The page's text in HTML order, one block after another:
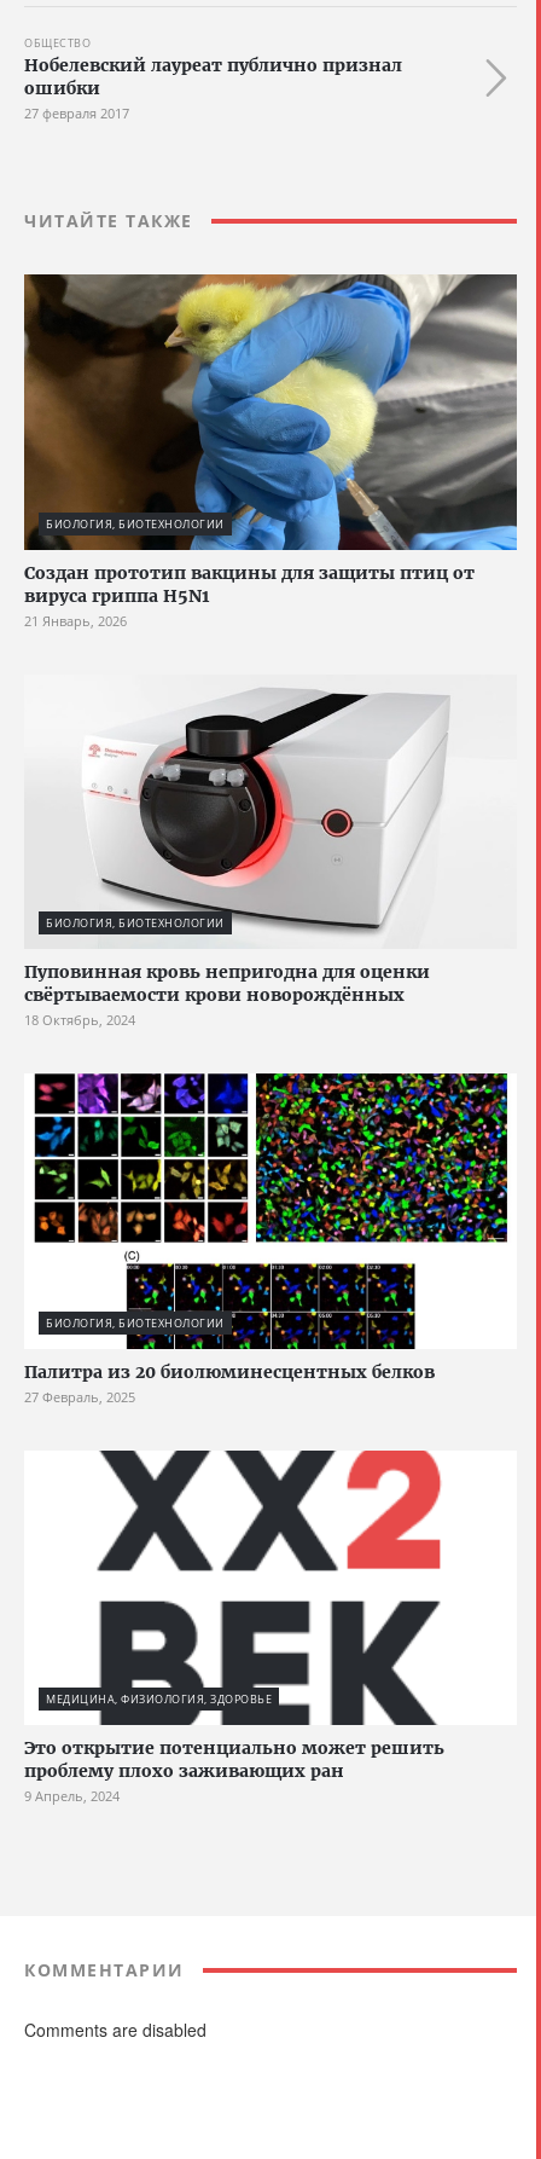
ОБЩЕСТВО
Нобелевский лауреат публично признал
ошибки
27 февраля 2017
ЧИТАЙТЕ ТАКЖЕ
БИОЛОГИЯ, БИОТЕХНОЛОГИИ
Создан прототип вакцины для защиты птиц от
вируса гриппа H5N1
21 Январь, 2026
БИОЛОГИЯ, БИОТЕХНОЛОГИИ
Пуповинная кровь непригодна для оценки
свёртываемости крови новорождённых
18 Октябрь, 2024
БИОЛОГИЯ, БИОТЕХНОЛОГИИ
Палитра из 20 биолюминесцентных белков
27 Февраль, 2025
МЕДИЦИНА, ФИЗИОЛОГИЯ, ЗДОРОВЬЕ
Это открытие потенциально может решить
проблему плохо заживающих ран
9 Апрель, 2024
КОММЕНТАРИИ
Comments are disabled